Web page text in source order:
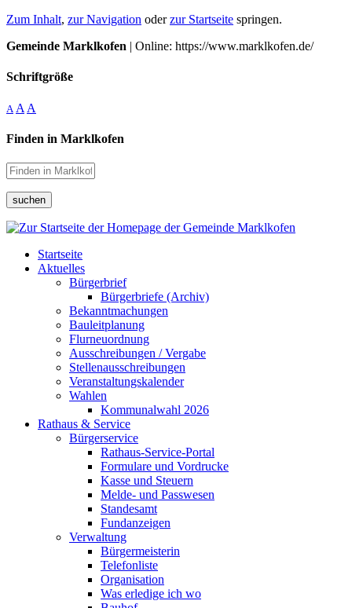
Zum Inhalt, zur Navigation oderzur Startseite springen.
Gemeinde Marklkofen | Online: https://www.marklkofen.de/
Schriftgröße
A A A
Finden in Marklkofen
suchen
Startseite
Aktuelles
Bürgerbrief
Bürgerbriefe (Archiv)
Bekanntmachungen
Bauleitplanung
Flurneuordnung
Ausschreibungen / Vergabe
Stellenausschreibungen
Veranstaltungskalender
Wahlen
Kommunalwahl 2026
Rathaus & Service
Bürgerservice
Rathaus-Service-Portal
Formulare und Vordrucke
Kasse und Steuern
Melde- und Passwesen
Standesamt
Fundanzeigen
Verwaltung
Bürgermeisterin
Telefonliste
Organisation
Was erledige ich wo